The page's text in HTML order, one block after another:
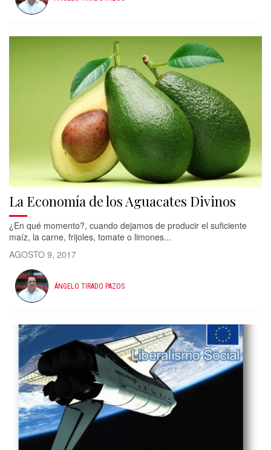
La Economía de los Aguacates Divinos
¿En qué momento?, cuando dejamos de producir el suficiente
maíz, la carne, frijoles, tomate o limones...
AGOSTO 9, 2017
ÁNGELO TIRADO PAZOS